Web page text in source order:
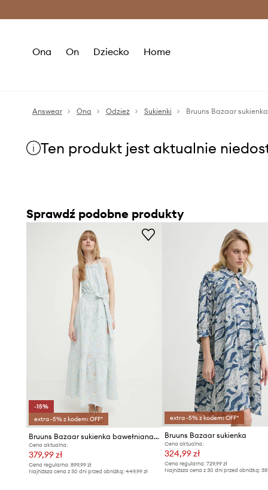
Ona On Dziecko Home
Answear Ona Odzież Sukienki Bruuns Bazaar
Ten produkt jest aktualnie
Sprawdź podobne produkty
-15%
extra -5% z kodem: OFF*
Bruuns Bazaar sukienka bawełniana WoodbineBBKaia dress
Cena aktualna:
379,99 zł
Cena regularna: 899,99 zł
Najniższa cena z 30 dni przed obniżką: 449,99 zł
extra -5% z kodem: OFF*
Bruuns Bazaar sukienka
Cena aktualna:
324,99 zł
Cena regularna:729,99 zł
Najniższa cena z 30 dni przed obniżką: